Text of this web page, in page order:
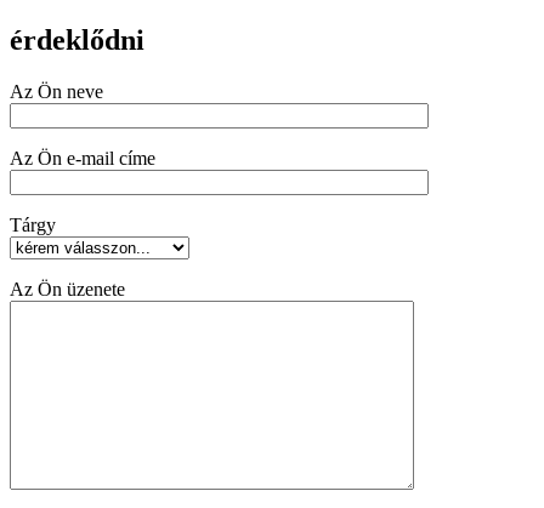
érdeklődni
Az Ön neve
Az Ön e-mail címe
Tárgy
Az Ön üzenete